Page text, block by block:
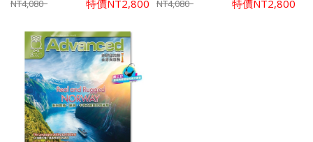
NT4,080 特價NT2,800 NT4,080 特價NT2,800